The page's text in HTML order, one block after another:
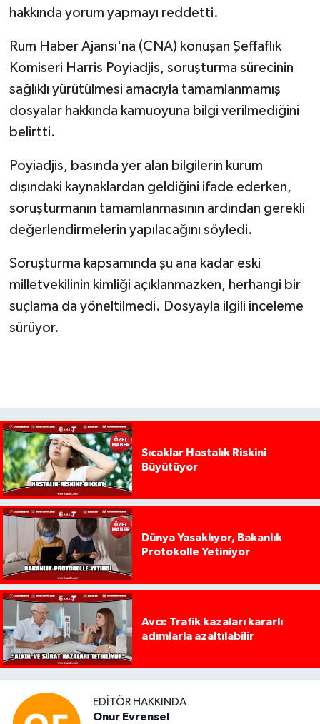
hakkında yorum yapmayı reddetti.
Rum Haber Ajansı'na (CNA) konuşan Şeffaflık
Komiseri Harris Poyiadjis, soruşturma sürecinin
sağlıklı yürütülmesi amacıyla tamamlanmamış
dosyalar hakkında kamuoyuna bilgi verilmediğini
belirtti.
Poyiadjis, basında yer alan bilgilerin kurum
dışındaki kaynaklardan geldiğini ifade ederken,
soruşturmanın tamamlanmasının ardından gerekli
değerlendirmelerin yapılacağını söyledi.
Soruşturma kapsamında şu ana kadar eski
milletvekilinin kimliği açıklanmazken, herhangi bir
suçlama da yöneltilmedi. Dosyayla ilgili inceleme
sürüyor.
Sıcaklar Hastalık Riskini
Büyütüyor
Dünya Yasaklıyor, Bakanlık
Protokolle Yetiniyor
Avcı: Trafik kazaları kararlı
adımlarla azaltılabilir
EDITÖR HAKKINDA
Onur Evrensel